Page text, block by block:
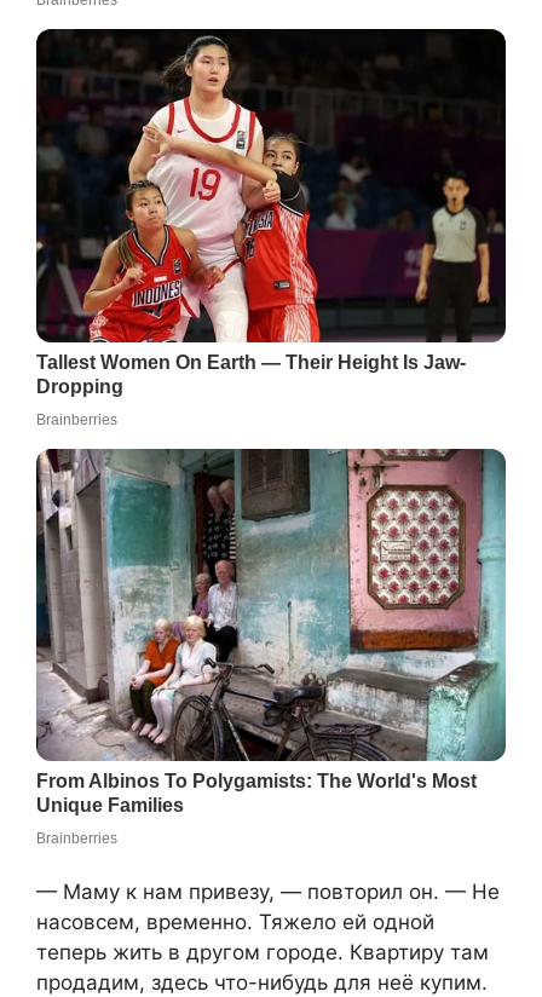
— Маму к нам привезу, — повторил он. — Не
насовсем, временно. Тяжело ей одной
теперь жить в другом городе. Квартиру там
продадим, здесь что-нибудь для неё купим.